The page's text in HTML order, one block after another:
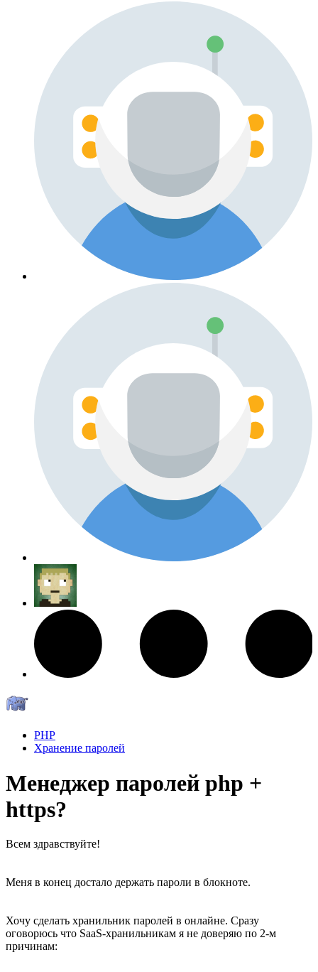
PHP
Хранение паролей
Менеджер паролей php +
https?
Всем здравствуйте!
Меня в конец достало держать пароли в блокноте.
Хочу сделать хранильник паролей в онлайне. Сразу
оговорюсь что SaaS-хранильникам я не доверяю по 2-м
причинам: